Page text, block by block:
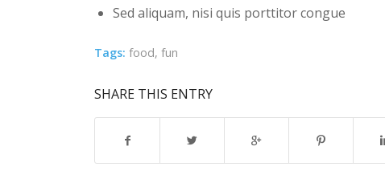
Sed aliquam, nisi quis porttitor congue
Tags: food,fun
SHARE THIS ENTRY